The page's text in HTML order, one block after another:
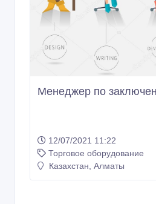
Менеджер по
12/07/2021 11:22
Торговое оборудование
Казахстан, Алматы